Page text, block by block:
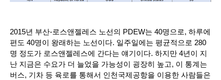
2015년 부산-로스앤젤레스 노선의 PDEW는 40명으로, 하루에
편도 40명이 왕래하는 노선이다. 일주일에는 평균적으로 280
명 정도가 로스앤젤레스에 간다는 얘기이다. 하지만 4년이 지
난 지금은 수요가 더 늘었을 가능성이 굉장히 높고, 이 통계는
버스, 기차 등 육로를 통해서 인천국제공항을 이용한 사람들은